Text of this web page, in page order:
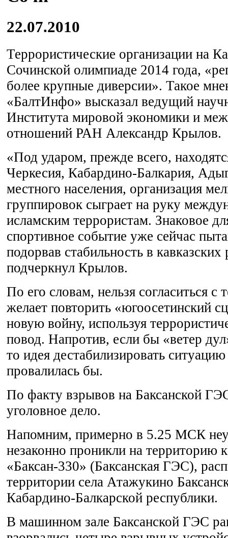
22.07.2010
Террористические организации на
Сочинской олимпиаде 2014 года,
более крупные диверсии». Такое
«БалтИнфо» высказал ведущий
Института мировой экономики и
отношений РАН Александр Крылов.
«Под ударом, прежде всего,
Черкесия, Кабардино-Балкария,
местного населения, организация
группировок сыграет на руку
исламским террористам. Знаковое
спортивное событие уже сейчас
подорвав стабильность в кавказских
подчеркнул Крылов.
По его словам, нельзя согласиться с
желает повторить «югоосетинский
новую войну, используя
повод. Напротив, если бы «ветер
то идея дестабилизировать
провалилась бы.
По факту взрывов на Баксанской
уголовное дело.
Напомним, примерно в 5.25 МСК
незаконно проникли на территорию
«Баксан-330» (Баксанская ГЭС),
территории села Атажукино
Кабардино-Балкарской республики.
В машинном зале Баксанской ГЭС